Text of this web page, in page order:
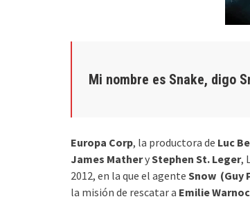
Mi nombre es Snake, digo
Europa Corp, la productora de Luc
James MatheryStephen St. Leger,
2012, en la que el agente Snow (Guy
la misión de rescatar a Emilie